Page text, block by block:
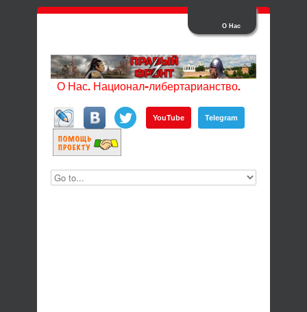
О Нас
О Нас. Национал-либертарианство.
YouTube Telegram